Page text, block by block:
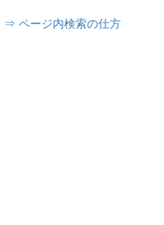
⇒ ページ内検索の仕方